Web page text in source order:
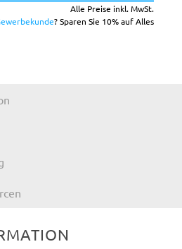
Alle Preise inkl. MwSt.
? Sparen Sie 10% auf Alles